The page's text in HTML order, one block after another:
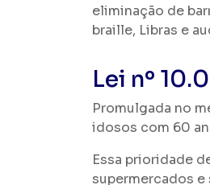
eliminação de
braille, Libras e
Lei nº
Promulgada no
idosos com 60
Essa prioridade
supermercados